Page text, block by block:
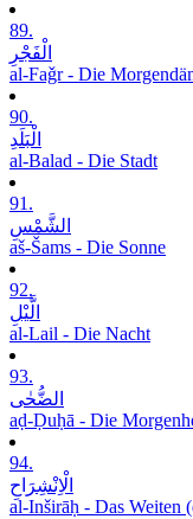
89.
الْفَجْرِ
al-Faǧr - Die
90.
الْبَلَدِ
al-Balad - Die Stadt
91.
الشَّمْسِ
aš-Šams - Die Sonne
92.
الَّیْلِ
al-Lail - Die Nacht
93.
الضُّحٰی
aḍ-Ḍuḥā - Die
94.
الْاِنْشِرَاحِ
al-Inširāḥ - Das Weiten